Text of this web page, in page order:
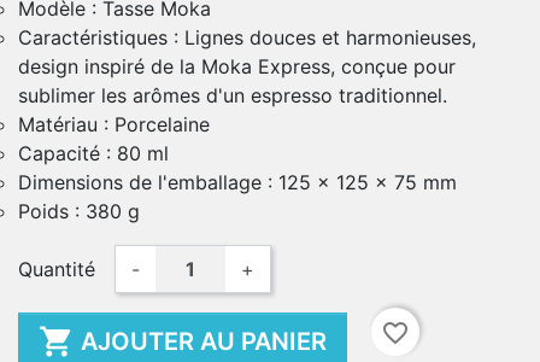
Modèle : Tasse Moka
Caractéristiques : Lignes douces et harmonieuses,
design inspiré de la Moka Express, conçue pour
sublimer les arômes d'un espresso traditionnel.
Matériau : Porcelaine
Capacité : 80 ml
Dimensions de l'emballage : 125 x 125 x 75 mm
Poids : 380 g
Quantité - +
 AJOUTER AU PANIER favorite_border